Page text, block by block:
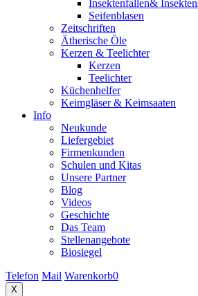
Insektenfallen&
Seifenblasen
Zeitschriften
Ätherische Öle
Kerzen & Teelichter
Kerzen
Teelichter
Küchenhelfer
Keimgläser & Keimsaaten
Info
Neukunde
Liefergebiet
Firmenkunden
Schulen und Kitas
Unsere Partner
Blog
Videos
Geschichte
Das Team
Stellenangebote
Biosiegel
Telefon Mail Warenkorb0
X